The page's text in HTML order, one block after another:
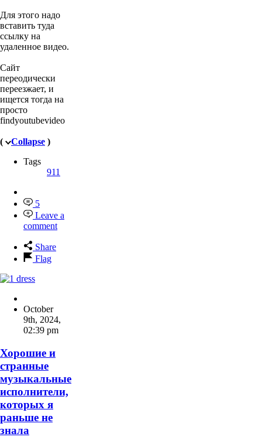
Для этого надо
вставить туда
ссылку на
удаленное видео.
Сайт
переодически
переезжает, и
ищется тогда на
просто
findyoutubevideo
( Collapse )
Tags
911
5
Leave a
comment
Share
Flag
October
9th, 2024,
02:39 pm
Хорошие и
странные
музыкальные
исполнители,
которых я
раньше не
знала